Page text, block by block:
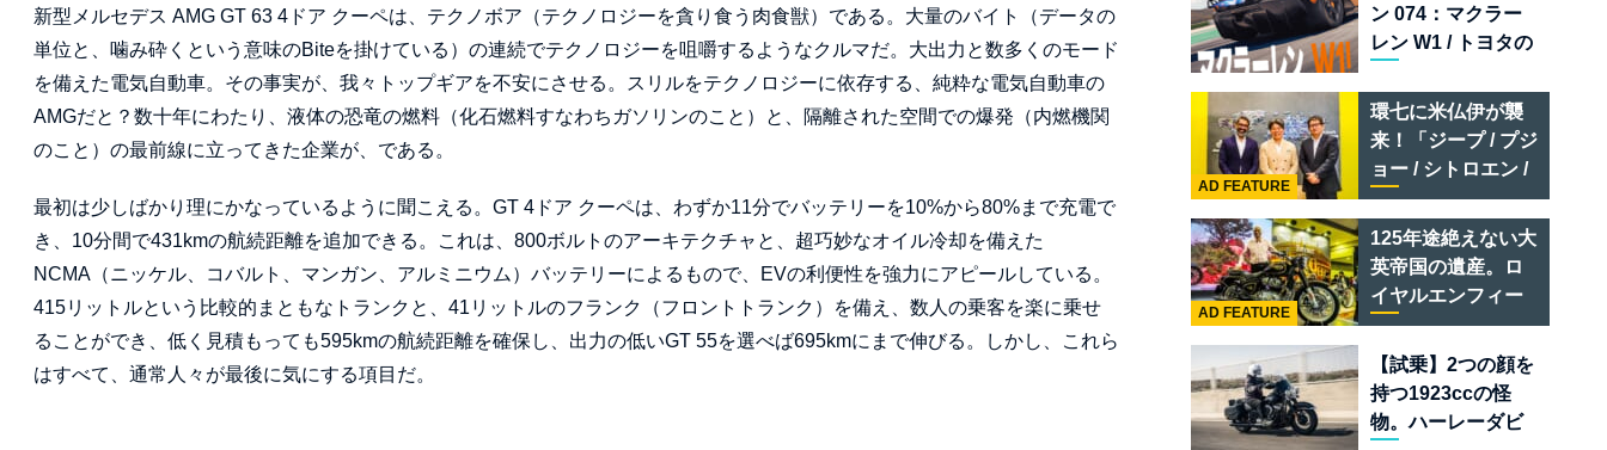
新型メルセデス AMG GT 63 4ドア クーペは、テクノボア（テクノロジーを貪り食う肉食獣）である。大量のバイト（データの
単位と、噛み砕くという意味のBiteを掛けている）の連続でテクノロジーを咀嚼するようなクルマだ。大出力と数多くのモード
を備えた電気自動車。その事実が、我々トップギアを不安にさせる。スリルをテクノロジーに依存する、純粋な電気自動車の
AMGだと？数十年にわたり、液体の恐竜の燃料（化石燃料すなわちガソリンのこと）と、隔離された空間での爆発（内燃機関
のこと）の最前線に立ってきた企業が、である。
最初は少しばかり理にかなっているように聞こえる。GT 4ドア クーペは、わずか11分でバッテリーを10%から80%まで充電で
き、10分間で431kmの航続距離を追加できる。これは、800ボルトのアーキテクチャと、超巧妙なオイル冷却を備えた
NCMA（ニッケル、コバルト、マンガン、アルミニウム）バッテリーによるもので、EVの利便性を強力にアピールしている。
415リットルという比較的まともなトランクと、41リットルのフランク（フロントトランク）を備え、数人の乗客を楽に乗せ
ることができ、低く見積もっても595kmの航続距離を確保し、出力の低いGT 55を選べば695kmにまで伸びる。しかし、これら
はすべて、通常人々が最後に気にする項目だ。
ン 074：マクラー
レン W1 / トヨタの
ー戦略 /フェラーリ
849 テスタロッサ /
テメラリオ /ベント
レー スーパースポ
ーツ
環七に米仏伊が襲
来！「ジープ / プジ
ョー / シトロエン /
フィアット / アバル
ト足立」はクルマ
のセレクトショッ
プである
AD FEATURE
125年途絶えない大
英帝国の遺産。ロ
イヤルエンフィー
ルド責任者に訊
く、新型
「BULLET 650」
と“時間の質”を愛
する理由
AD FEATURE
【試乗】2つの顔を
持つ1923ccの怪
物。ハーレーダビ